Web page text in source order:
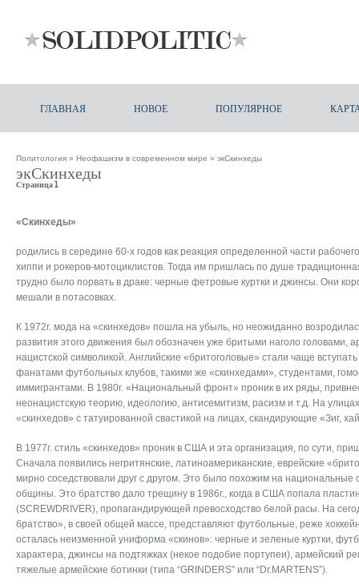
ГЛАВНАЯ НОВОЕ ПОПУЛЯРНОЕ
Политология » Неофашизм в современном мире » экСкинхеды
экСкинхеды
Страница 1
«Скинхеды»
родились в середине 60-х годов как реакция определенной части
хиппи и рокеров-мотоциклистов. Тогда им пришлась по душе
трудно было порвать в драке: черные фетровые куртки и джинсы. Они
мешали в потасовках.
К 1972г. мода на «скинхедов» пошла на убыль, но неожиданно
развития этого движения был обозначен уже бритыми наголо головами,
нацистской символикой. Английские «бритоголовые» стали чаще
фанатами футбольных клубов, такими же «скинхедами», студентами,
иммигрантами. В 1980г. «Национальный фронт» проник в их ряды,
неонацистскую теорию, идеологию, антисемитизм, расизм и т.д. На
«скинхедов» с татуированной свастикой на лицах, скандирующие «Зиг,
В 1977г. стиль «скинхедов» проник в США и эта организация, по сути,
Сначала появились негритянские, латиноамериканские, еврейские
мирно соседствовали друг с другом. Это было похожим на
общины. Это братство дало трещину в 1986г., когда в США попала
(SCREWDRIVER), пропагандирующей превосходство белой расы. На
братство», в своей общей массе, представляют футбольные, реже
осталась неизменной униформа «скинов»: черные и зеленые куртки,
характера, джинсы на подтяжках (некое подобие портупеи), армейский
тяжелые армейские ботинки (типа “GRINDERS” или “Dr.MARTENS”).